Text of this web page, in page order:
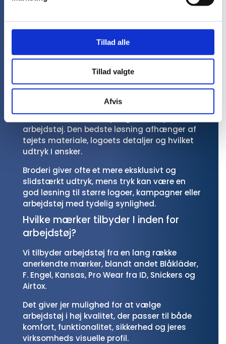
Tillad alle
Tillad valgte
Afvis
skjorter, sweatshirts, sikkerhedssko, varmetøj
kvinder og kan finde løsninger, der passer til
forskellige brancher, arbejdsopgaver og
Kan I lave tryk og broderi på
arbejdstøj. Den bedste løsning afhænger af
tøjets materiale, logoets detaljer og hvilket
udtryk I ønsker.
Broderi giver ofte et mere eksklusivt og
slidstærkt udtryk, mens tryk kan være en
god løsning til større logoer, kampagner eller
arbejdstøj med tydelig synlighed.
Hvilke mærker tilbyder I inden for
arbejdstøj?
Vi tilbyder arbejdstøj fra en lang række
anerkendte mærker, blandt andet Blåkläder,
F. Engel, Kansas, Pro Wear fra ID, Snickers og
Airtox.
Det giver jer mulighed for at vælge
arbejdstøj i høj kvalitet, der passer til både
komfort, funktionalitet, sikkerhed og jeres
virksomheds visuelle profil.